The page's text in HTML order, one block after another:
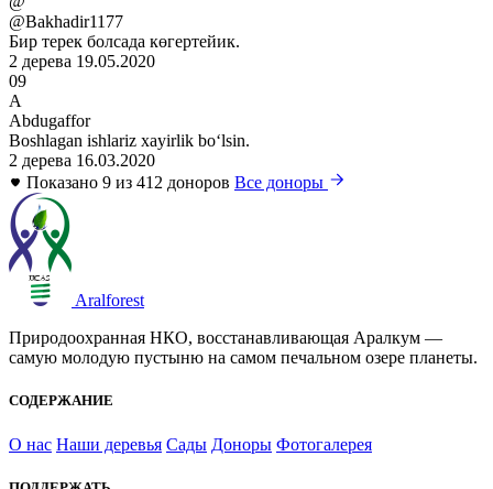
@Bakhadir1177
Бир терек болсада көгертейик.
2 дерева 19.05.2020
09
A
Abdugaffor
Boshlagan ishlariz xayirlik boʻlsin.
2 дерева 16.03.2020
Показано 9 из 412 доноров Все доноры
Aralforest
Природоохранная НКО, восстанавливающая Аралкум —
самую молодую пустыню на самом печальном озере планеты.
СОДЕРЖАНИЕ
О нас Наши деревья Сады Доноры Фотогалерея